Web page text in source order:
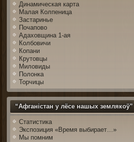
Динамическая карта
Малая Колпеница
Застаринье
Почапово
Адаховщина 1-ая
Колбовичи
Копани
Крутовцы
Миловиды
Полонка
Торчицы
“Афганістан у лёсе нашых землякоў”
Статистика
Экспозиция «Время выбирает…»
Мы помним